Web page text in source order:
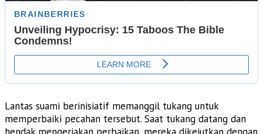
Lantas suami berinisiatif memanggil tukang untuk
memperbaiki pecahan tersebut. Saat tukang datang dan